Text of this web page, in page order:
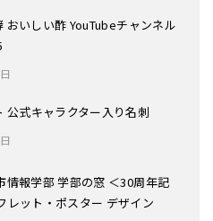
おいしい酢 YouTubeチャンネル
公式キャラクター入り名刺
情報学部 学部の窓 ＜30周年記
レット・ポスター デザイン